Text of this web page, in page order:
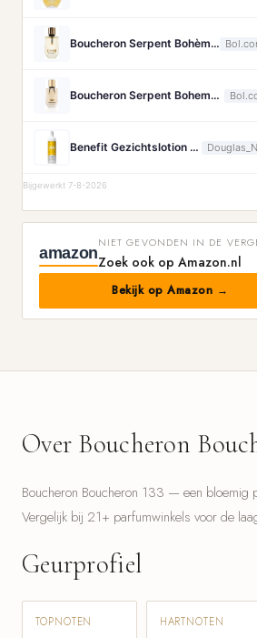
Boucheron Serpent Bohème Eau de Parfum 50 ml
Boucheron Serpent Boheme Eau de parfum spray 30 ml
Benefit Gezichtslotion The POREfessional Gezichtstoner Unisex 133ml
Bijgewerkt 7-8-2026
amazon
NIET GEVONDEN IN DE
Zoek ook op Amazon.nl
Bekijk op Amazon →
Over Boucheron
Boucheron Boucheron 133 — een bloemig
Vergelijk bij 21+ parfumwinkels voor de
Geurprofiel
TOPNOTEN HARTNOTEN